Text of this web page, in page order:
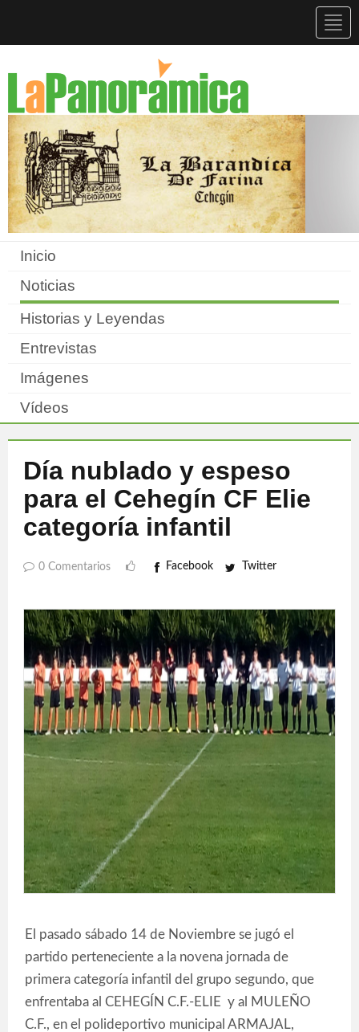
Inicio
Noticias
Historias y Leyendas
Entrevistas
Imágenes
Vídeos
Día nublado y espeso
para el Cehegín CF Elie
categoría infantil
0 Comentarios Facebook Twitter
El pasado sábado 14 de Noviembre se jugó el
partido perteneciente a la novena jornada de
primera categoría infantil del grupo segundo, que
enfrentaba al CEHEGÍN C.F.-ELIE y al MULEÑO
C.F., en el polideportivo municipal ARMAJAL,